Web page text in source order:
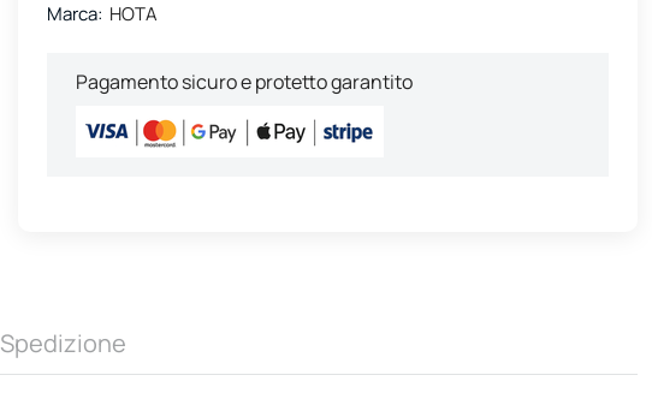
Marca: HOTA
Pagamento sicuro e protetto garantito
Spedizione